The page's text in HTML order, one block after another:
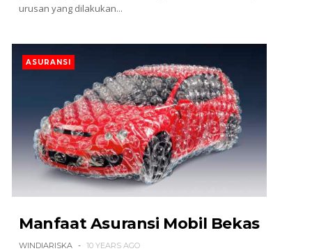
urusan yang dilakukan...
ASURANSI
Manfaat Asuransi Mobil Bekas
WINDIARISKA 10 YEARS AGO